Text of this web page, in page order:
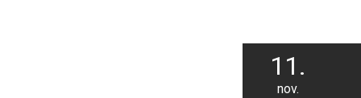
11.
nov.